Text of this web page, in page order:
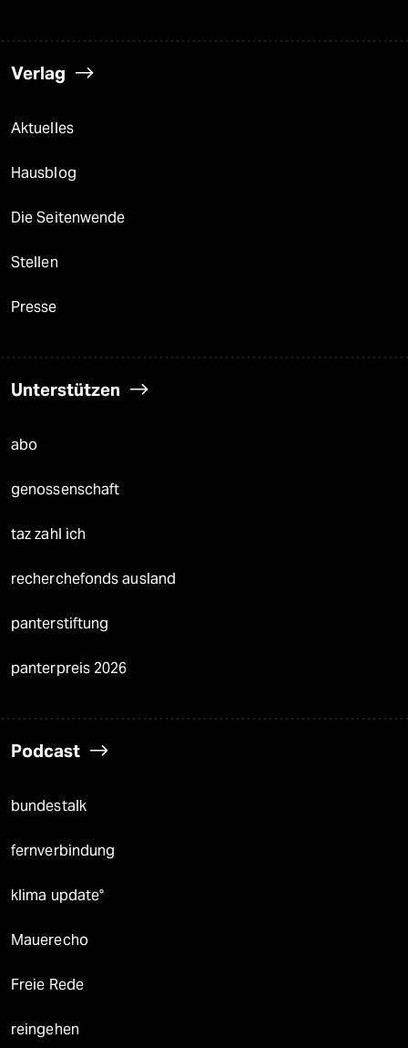
Verlag
Aktuelles
Hausblog
Die Seitenwende
Stellen
Presse
Unterstützen
abo
genossenschaft
taz zahl ich
recherchefonds ausland
panterstiftung
panterpreis 2026
Podcast
bundestalk
fernverbindung
klima update°
Mauerecho
Freie Rede
reingehen